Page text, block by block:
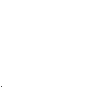
نیما پرتوی ادامه داد: اگر کارگر را به علت عدم نیاز و نبود مواد اولیه و .‌‌‌…. خلاف ماده ۲۷ قانون کار اخراج نماید باید تمامی حقوق و مزایا را تا پایان قرارداد کار کاملا پرداخت نماید.